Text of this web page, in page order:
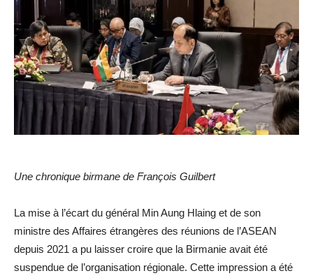
Une chronique birmane de François Guilbert
La mise à l’écart du général Min Aung Hlaing et de son
ministre des Affaires étrangères des réunions de l’ASEAN
depuis 2021 a pu laisser croire que la Birmanie avait été
suspendue de l’organisation régionale. Cette impression a été